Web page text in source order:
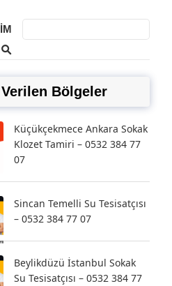
Bölgeler
Küçükçekmece Ankara Sokak
Klozet Tamiri – 0532 384 77
07
Sincan Temelli Su Tesisatçısı
– 0532 384 77 07
Beylikdüzü İstanbul Sokak
Su Tesisatçısı – 0532 384 77